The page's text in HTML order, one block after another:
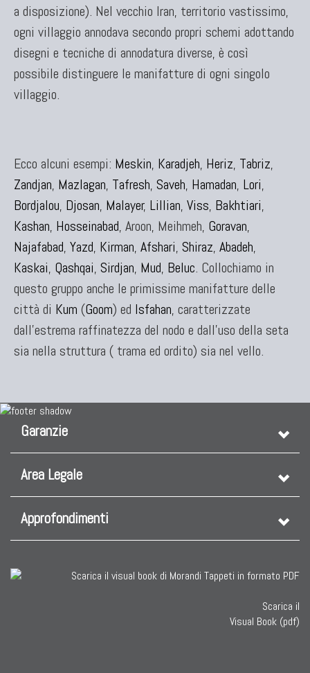
a disposizione). Nel vecchio Iran, territorio vastissimo,
ogni villaggio annodava secondo propri schemi adottando
disegni e tecniche di annodatura diverse, è così
possibile distinguere le manifatture di ogni singolo
villaggio.
Ecco alcuni esempi: Meskin, Karadjeh, Heriz, Tabriz,
Zandjan, Mazlagan, Tafresh, Saveh, Hamadan, Lori,
Bordjalou, Djosan, Malayer, Lillian, Viss, Bakhtiari,
Kashan, Hosseinabad, Aroon, Meihmeh, Goravan,
Najafabad, Yazd, Kirman, Afshari, Shiraz, Abadeh,
Kaskai, Qashqai, Sirdjan, Mud, Beluc. Collochiamo in
questo gruppo anche le primissime manifatture delle
città di Kum (Goom) ed Isfahan, caratterizzate
dall'estrema raffinatezza del nodo e dall'uso della seta
sia nella struttura ( trama ed ordito) sia nel vello.
Garanzie
Area Legale
Approfondimenti
Scarica il
Visual Book (pdf)